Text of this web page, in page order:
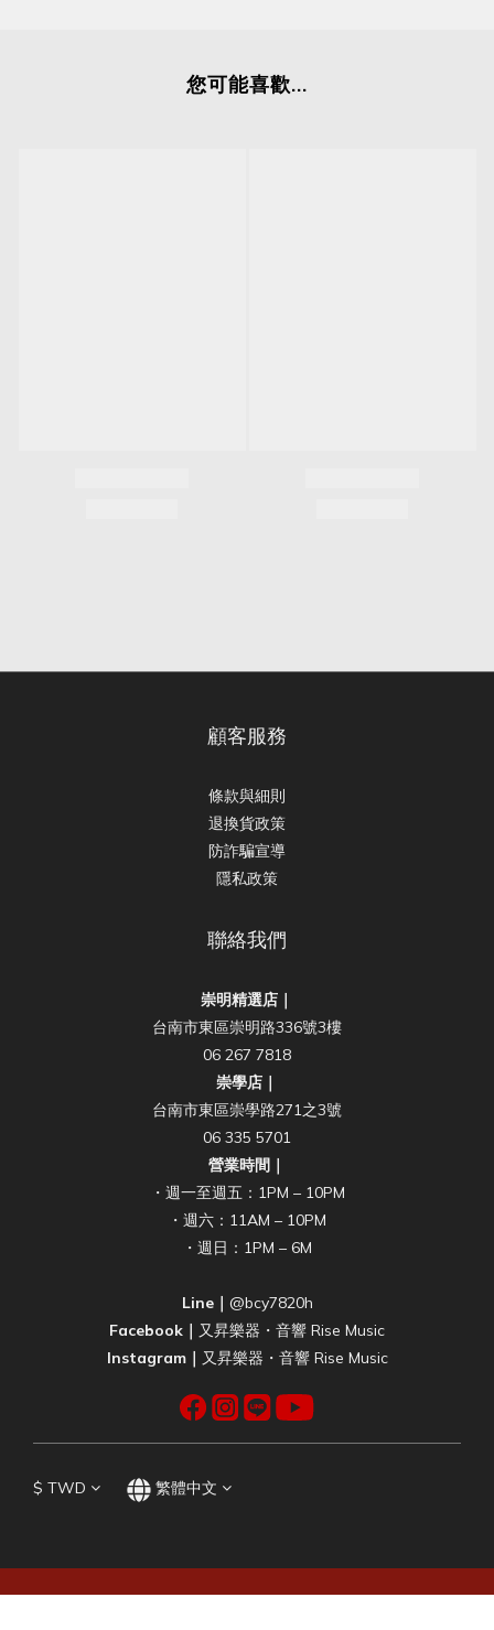
您可能喜歡...
顧客服務
條款與細則
退換貨政策
防詐騙宣導
隱私政策
聯絡我們
崇明精選店｜
台南市東區崇明路336號3樓
06 267 7818
崇學店｜
台南市東區崇學路271之3號
06 335 5701
營業時間｜
・週一至週五：1PM – 10PM
・週六：11AM – 10PM
・週日：1PM – 6M
Line｜ @bcy7820h
Facebook｜ 又昇樂器・音響 Rise Music
Instagram｜ 又昇樂器・音響 Rise Music
$ TWD 繁體中文